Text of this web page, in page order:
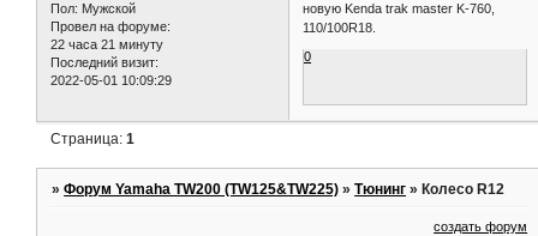
Пол: Мужской
Провел на форуме:
22 часа 21 минуту
Последний визит:
2022-05-01 10:09:29
новую Kenda trak master K-760,
110/100R18.
0
Страница:1
»Форум Yamaha TW200 (TW125&TW225) »Тюнинг »Колесо R12
создать форум